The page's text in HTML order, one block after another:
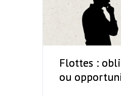
Flottes :
ou